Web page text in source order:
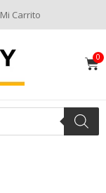
Mi Carrito